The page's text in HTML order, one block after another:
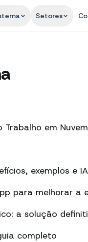
Setores
Trabalho em Nuvem
exemplos e IA
para melhorar a
a solução
completo